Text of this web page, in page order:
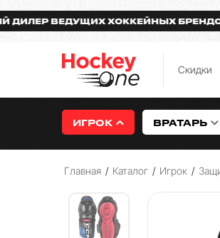
ВЕДУЩИХ ХОККЕЙНЫХ БРЕНДОВ: CCM,
Скидки
ИГРОК ВРАТАРЬ
Главная / Каталог / Игрок /